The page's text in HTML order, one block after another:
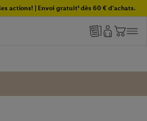
actions! | Envoi gratuit¹ dès 60 € d'achats.